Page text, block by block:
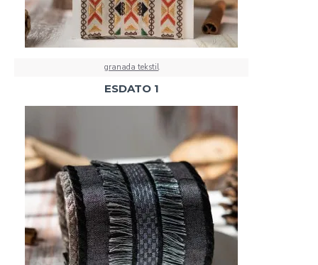
granada tekstil
ESDATO 1